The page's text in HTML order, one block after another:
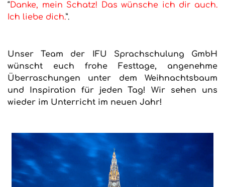
“Danke, mein Schatz! Das wünsche ich dir auch.
Ich liebe dich.”.
Unser Team der IFU Sprachschulung GmbH
wünscht euch frohe Festtage, angenehme
Überraschungen unter dem Weihnachtsbaum
und Inspiration für jeden Tag! Wir sehen uns
wieder im Unterricht im neuen Jahr!